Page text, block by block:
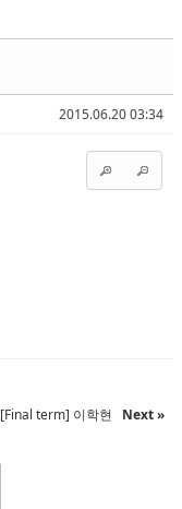
2015.06.20 03:34
[Final term] 이학현
Next »
5
5